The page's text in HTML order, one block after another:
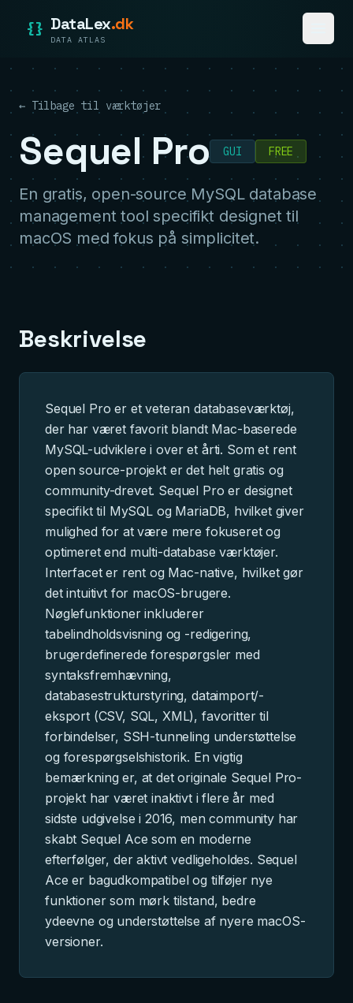
{} DataLex.dk
DATA ATLAS
← Tilbage til værktøjer
Sequel Pro GUI FREE
En gratis, open-source MySQL database
management tool specifikt designet til
macOS med fokus på simplicitet.
Beskrivelse
Sequel Pro er et veteran databaseværktøj,
der har været favorit blandt Mac-baserede
MySQL-udviklere i over et årti. Som et rent
open source-projekt er det helt gratis og
community-drevet. Sequel Pro er designet
specifikt til MySQL og MariaDB, hvilket giver
mulighed for at være mere fokuseret og
optimeret end multi-database værktøjer.
Interfacet er rent og Mac-native, hvilket gør
det intuitivt for macOS-brugere.
Nøglefunktioner inkluderer
tabelindholdsvisning og -redigering,
brugerdefinerede forespørgsler med
syntaksfremhævning,
databasestrukturstyring, dataimport/-
eksport (CSV, SQL, XML), favoritter til
forbindelser, SSH-tunneling understøttelse
og forespørgselshistorik. En vigtig
bemærkning er, at det originale Sequel Pro-
projekt har været inaktivt i flere år med
sidste udgivelse i 2016, men community har
skabt Sequel Ace som en moderne
efterfølger, der aktivt vedligeholdes. Sequel
Ace er bagudkompatibel og tilføjer nye
funktioner som mørk tilstand, bedre
ydeevne og understøttelse af nyere macOS-
versioner.